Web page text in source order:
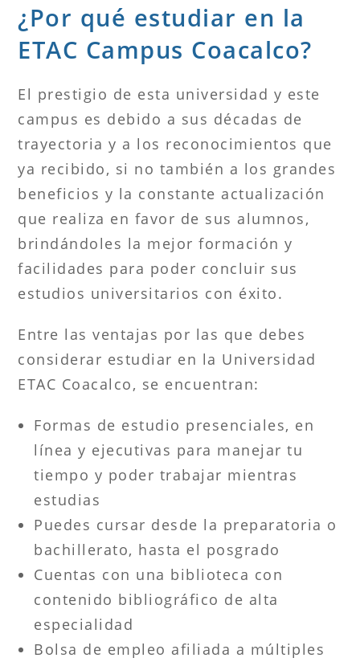
¿Por qué estudiar en la
ETAC Campus Coacalco?
El prestigio de esta universidad y este
campus es debido a sus décadas de
trayectoria y a los reconocimientos que
ya recibido, si no también a los grandes
beneficios y la constante actualización
que realiza en favor de sus alumnos,
brindándoles la mejor formación y
facilidades para poder concluir sus
estudios universitarios con éxito.
Entre las ventajas por las que debes
considerar estudiar en la Universidad
ETAC Coacalco, se encuentran:
Formas de estudio presenciales, en
línea y ejecutivas para manejar tu
tiempo y poder trabajar mientras
estudias
Puedes cursar desde la preparatoria o
bachillerato, hasta el posgrado
Cuentas con una biblioteca con
contenido bibliográfico de alta
especialidad
Bolsa de empleo afiliada a múltiples